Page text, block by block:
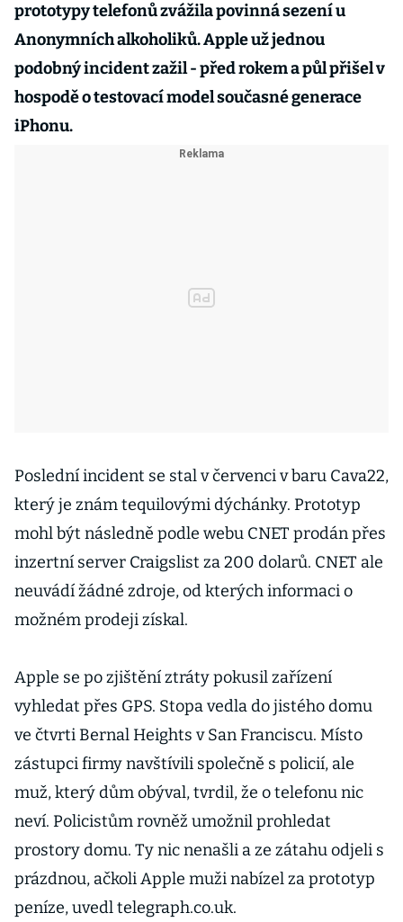
prototypy telefonů zvážila povinná sezení u
Anonymních alkoholiků. Apple už jednou
podobný incident zažil - před rokem a půl přišel v
hospodě o testovací model současné generace
iPhonu.
Poslední incident se stal v červenci v baru Cava22,
který je znám tequilovými dýchánky. Prototyp
mohl být následně podle webu CNET prodán přes
inzertní server Craigslist za 200 dolarů. CNET ale
neuvádí žádné zdroje, od kterých informaci o
možném prodeji získal.
Apple se po zjištění ztráty pokusil zařízení
vyhledat přes GPS. Stopa vedla do jistého domu
ve čtvrti Bernal Heights v San Franciscu. Místo
zástupci firmy navštívili společně s policií, ale
muž, který dům obýval, tvrdil, že o telefonu nic
neví. Policistům rovněž umožnil prohledat
prostory domu. Ty nic nenašli a ze zátahu odjeli s
prázdnou, ačkoli Apple muži nabízel za prototyp
peníze, uvedl telegraph.co.uk.